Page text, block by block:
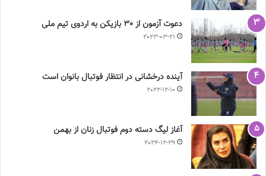
دعوت آزمون از 30 بازیکن به اردوی تیم ملی
2023-03-21
آینده درخشانی در انتظار فوتبال بانوان است
2022-12-10
آغاز لیگ دسته دوم فوتبال زنان از بهمن
2024-12-29